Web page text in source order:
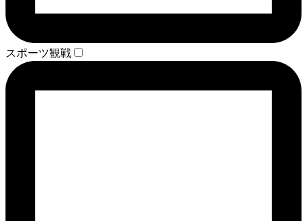
スポーツ観戦